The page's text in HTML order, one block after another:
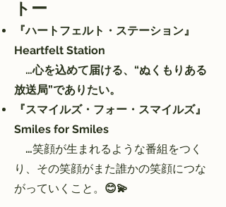
トー
『ハートフェルト・ステーション』
Heartfelt Station
…心を込めて届ける、“ぬくもりある
放送局”でありたい。
『スマイルズ・フォー・スマイルズ』
Smiles for Smiles
…笑顔が生まれるような番組をつく
り、その笑顔がまた誰かの笑顔につな
がっていくこと。 😊💫